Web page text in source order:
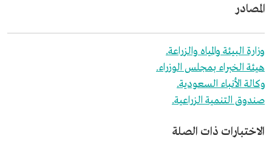
المصادر
وزارة البيئة والمياه والزراعة.
هيئة الخبراء بمجلس الوزراء.
وكالة الأنباء السعودية.
صندوق التنمية الزراعية.
الاختبارات ذات الصلة